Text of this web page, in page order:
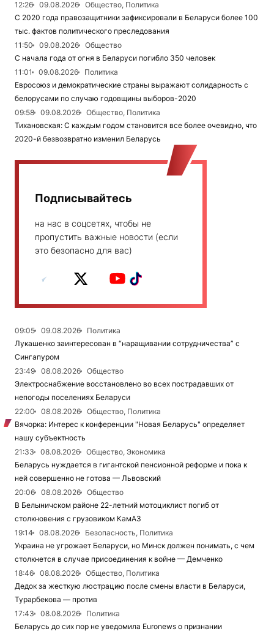
12:26 09.08.2026
Общество, Политика
С 2020 года правозащитники зафиксировали в Беларуси более 100
тыс. фактов политического преследования
11:50
09.08.2026
Общество
С начала года от огня в Беларуси погибло 350 человек
11:01
09.08.2026
Политика
Евросоюз и демократические страны выражают солидарность с
белорусами по случаю годовщины выборов-2020
09:58
09.08.2026
Общество, Политика
Тихановская: С каждым годом становится все более очевидно, что
2020-й безвозвратно изменил Беларусь
Подписывайтесь
на нас в соцсетях, чтобы не
пропустить важные новости (если
это безопасно для вас)
09:05 09.08.2026
Политика
Лукашенко заинтересован в “наращивании сотрудничества” с
Сингапуром
23:49
08.08.2026
Общество
Электроснабжение восстановлено во всех пострадавших от
непогоды поселениях Беларуси
22:00
08.08.2026
Общество, Политика
Вячорка: Интерес к конференции "Новая Беларусь" определяет
нашу субъектность
21:33
08.08.2026
Общество, Экономика
Беларусь нуждается в гигантской пенсионной реформе и пока к
ней совершенно не готова — Львовский
20:06
08.08.2026
Общество
В Белыничском районе 22-летний мотоциклист погиб от
столкновения с грузовиком КамАЗ
19:14
08.08.2026
Безопасность, Политика
Украина не угрожает Беларуси, но Минск должен понимать, с чем
столкнется в случае присоединения к войне — Демченко
18:46
08.08.2026
Общество, Политика
Дедок за жесткую люстрацию после смены власти в Беларуси,
Турарбекова — против
17:43
08.08.2026
Политика
Беларусь до сих пор не уведомила Euronews о признании